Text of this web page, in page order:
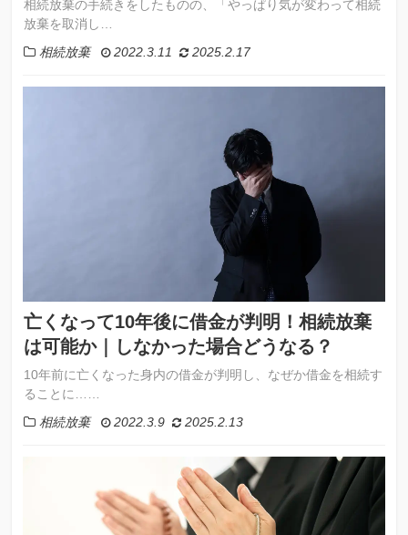
相続放棄の手続きをしたものの、「やっぱり気が変わって相続
放棄を取消し…
2022.3.11
2025.2.17
相続放棄
亡くなって10年後に借金が判明！相続放棄
は可能か｜しなかった場合どうなる？
10年前に亡くなった身内の借金が判明し、なぜか借金を相続す
ることに……
2022.3.9
2025.2.13
相続放棄